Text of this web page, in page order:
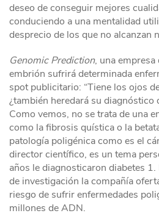
deseo de conseguir mejores
conduciendo a una mentalidad
desprecio de los que no alcanzan
Genomic Prediction, una empresa
embrión sufrirá determinada
spot publicitario: “Tiene los ojos
¿también heredará su diagnóstico
Como vemos, no se trata de una
como la fibrosis quística o la
patología poligénica como es el
director científico, es un tema
años le diagnosticaron diabetes
de investigación la compañía
riesgo de sufrir enfermedades
millones de ADN.